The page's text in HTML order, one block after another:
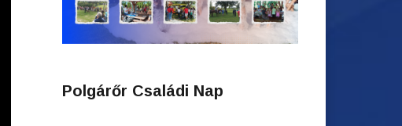
Polgárőr Családi Nap